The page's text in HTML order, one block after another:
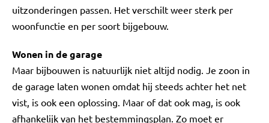
uitzonderingen passen. Het verschilt weer sterk per
woonfunctie en per soort bijgebouw.
Wonen in de garage
Maar bijbouwen is natuurlijk niet altijd nodig. Je zoon in
de garage laten wonen omdat hij steeds achter het net
vist, is ook een oplossing. Maar of dat ook mag, is ook
afhankelijk van het bestemmingsplan. Zo moet er